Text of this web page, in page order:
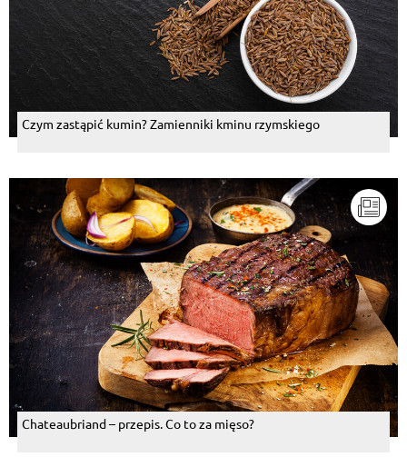
Czym zastąpić kumin? Zamienniki kminu rzymskiego
Chateaubriand – przepis. Co to za mięso?